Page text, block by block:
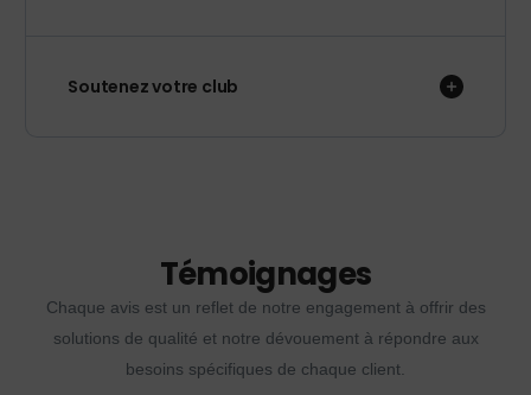
Soutenez votre club
Témoignages
Chaque avis est un reflet de notre engagement à offrir des
solutions de qualité et notre dévouement à répondre aux
besoins spécifiques de chaque client.